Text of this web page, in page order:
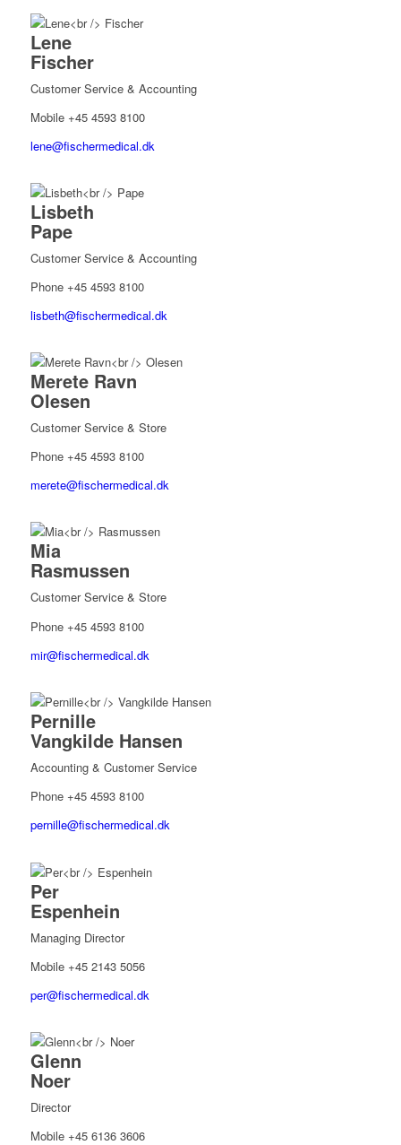
Lene
Fischer
Customer Service & Accounting
Mobile +45 4593 8100
lene@fischermedical.dk
Lisbeth
Pape
Customer Service & Accounting
Phone +45 4593 8100
lisbeth@fischermedical.dk
Merete Ravn
Olesen
Customer Service & Store
Phone +45 4593 8100
merete@fischermedical.dk
Mia
Rasmussen
Customer Service & Store
Phone +45 4593 8100
mir@fischermedical.dk
Pernille
Vangkilde Hansen
Accounting & Customer Service
Phone +45 4593 8100
pernille@fischermedical.dk
Per
Espenhein
Managing Director
Mobile +45 2143 5056
per@fischermedical.dk
Glenn
Noer
Director
Mobile +45 6136 3606